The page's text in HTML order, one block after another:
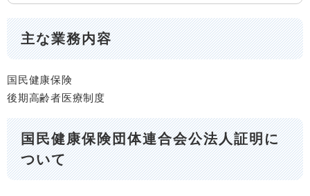
主な業務内容
国民健康保険
後期高齢者医療制度
国民健康保険団体連合会公法人証明に
ついて